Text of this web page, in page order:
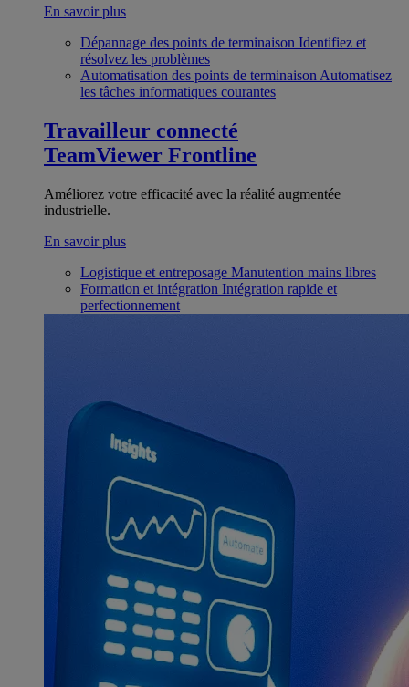
En savoir plus
Dépannage des points de terminaison Identifiez et
résolvez les problèmes
Automatisation des points de terminaison Automatisez
les tâches informatiques courantes
Travailleur connecté
TeamViewer Frontline
Améliorez votre efficacité avec la réalité augmentée
industrielle.
En savoir plus
Logistique et entreposage Manutention mains libres
Formation et intégration Intégration rapide et
perfectionnement